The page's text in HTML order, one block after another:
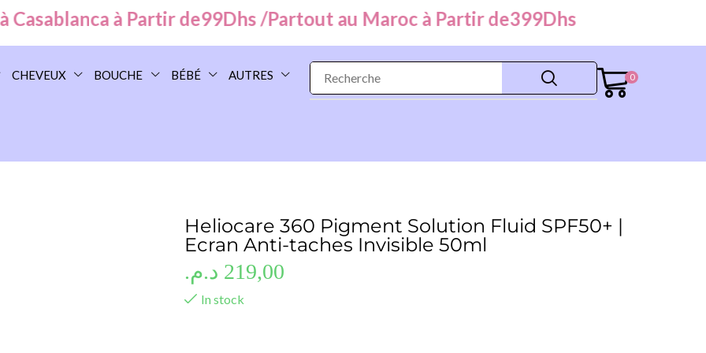
à Partir de99Dhs /Partout au Maroc à Partir de399Dhs
CHEVEUX BOUCHE BÉBÉ AUTRES 0
Heliocare 360 Pigment Solution Fluid SPF50+ |
Ecran Anti-taches Invisible 50ml
219,00 د.م.
In stock